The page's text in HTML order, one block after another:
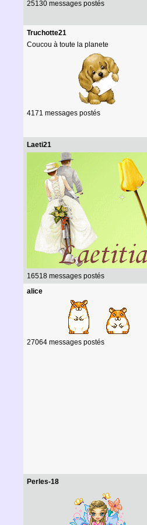
25130 messages postés
Truchotte21
Coucou à toute la planete
4171 messages postés
Laeti21
16518 messages postés
alice
27064 messages postés
Perles-18